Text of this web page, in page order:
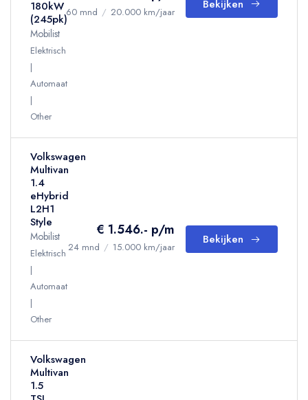
180kW
(245pk)
Mobilist
Elektrisch
Automaat
Other
60 mnd / 20.000 km/jaar
Bekijken
Volkswagen
Multivan
1.4
eHybrid
L2H1
Style
Mobilist
Elektrisch
Automaat
Other
€ 1.546.- p/m
24 mnd / 15.000 km/jaar
Bekijken
Volkswagen
Multivan
1.5